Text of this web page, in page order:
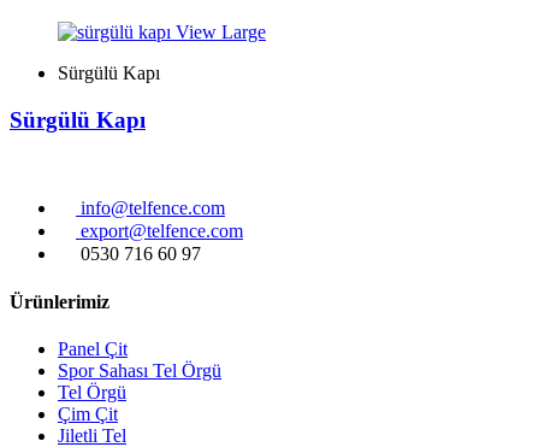
View Large
Sürgülü Kapı
Sürgülü Kapı
info@telfence.com
export@telfence.com
0530 716 60 97
Ürünlerimiz
Panel Çit
Spor Sahası Tel Örgü
Tel Örgü
Çim Çit
Jiletli Tel